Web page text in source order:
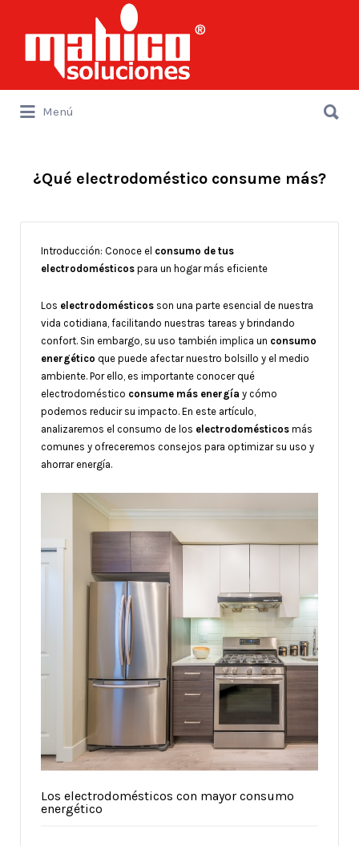
por:
Menú
por:
¿Qué electrodoméstico consume más?
Introducción: Conoce el consumo de tus
electrodomésticos para un hogar más eficiente
Los electrodomésticos son una parte esencial de nuestra
vida cotidiana, facilitando nuestras tareas y brindando
confort. Sin embargo, su uso también implica un consumo
energético que puede afectar nuestro bolsillo y el medio
ambiente. Por ello, es importante conocer qué
electrodoméstico consume más energía y cómo
podemos reducir su impacto. En este artículo,
analizaremos el consumo de los electrodomésticos más
comunes y ofreceremos consejos para optimizar su uso y
ahorrar energía.
Los electrodomésticos con mayor consumo
energético